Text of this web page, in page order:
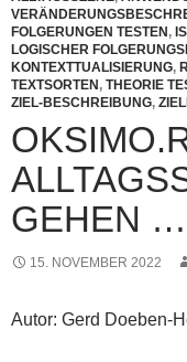
FOLGERUNGEN TESTEN ,
LOGISCHER
KONTEXTTUALISIERUNG,
TEXTSORTEN , THEORIE
ZIEL-BESCHREIBUNG,
GEHEN …
15. NOVEMBER 2022
Autor: Gerd Doeben-